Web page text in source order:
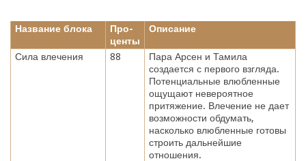
Название блока
Про-
центы
Описание
Сила влечения 88
Пара Арсен и Тамила
создается с первого взгляда.
Потенциальные влюбленные
ощущают невероятное
притяжение. Влечение не дает
возможности обдумать,
насколько влюбленные готовы
строить дальнейшие
отношения.